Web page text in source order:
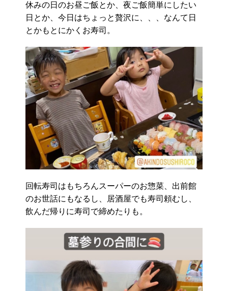
休みの日のお昼ご飯とか、夜ご飯簡単にしたい
日とか、今日はちょっと贅沢に、、、なんて日
とかもとにかくお寿司。
回転寿司はもちろんスーパーのお惣菜、出前館
のお世話にもなるし、居酒屋でも寿司頼むし、
飲んだ帰りに寿司で締めたりも。